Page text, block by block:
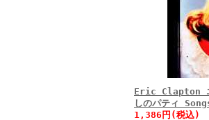
Eric Clapton エ
しのパティ
1,386円(税込)